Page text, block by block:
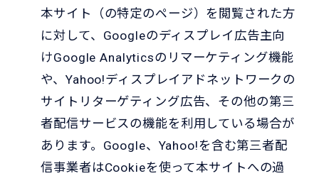
本サイト（の特定のページ）を閲覧された方
に対して、Googleのディスプレイ広告主向
けGoogle Analyticsのリマーケティング機能
や、Yahoo!ディスプレイアドネットワークの
サイトリターゲティング広告、その他の第三
者配信サービスの機能を利用している場合が
あります。Google、Yahoo!を含む第三者配
信事業者はCookieを使って本サイトへの過